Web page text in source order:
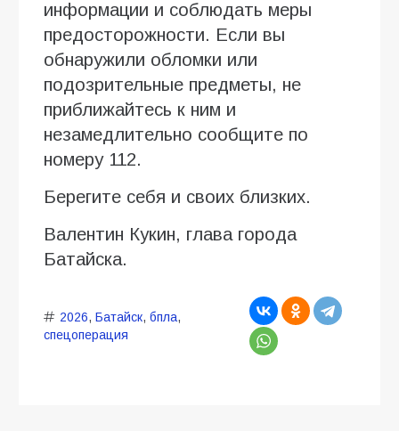
информации и соблюдать меры
предосторожности. Если вы
обнаружили обломки или
подозрительные предметы, не
приближайтесь к ним и
незамедлительно сообщите по
номеру 112.
Берегите себя и своих близких.
Валентин Кукин, глава города
Батайска.
2026, Батайск, бпла,
спецоперация